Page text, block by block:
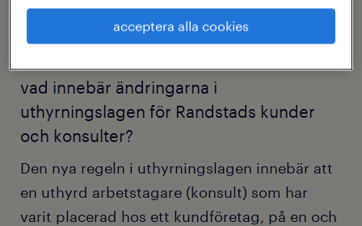
svar riktade till Randstads kunder
vad innebär ändringarna i
uthyrningslagen för Randstads kunder
och konsulter?
Den nya regeln i uthyrningslagen innebär att
en uthyrd arbetstagare (konsult) som har
varit placerad hos ett kundföretag, på en och
acceptera alla cookies